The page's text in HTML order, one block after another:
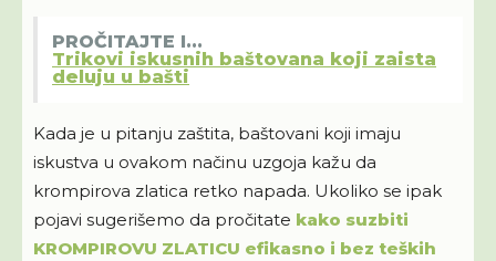
PROČITAJTE I...
Trikovi iskusnih baštovana koji zaista
deluju u bašti
Kada je u pitanju zaštita, baštovani koji imaju
iskustva u ovakom načinu uzgoja kažu da
krompirova zlatica retko napada. Ukoliko se ipak
pojavi sugerišemo da pročitate kako suzbiti
KROMPIROVU ZLATICU efikasno i bez teških